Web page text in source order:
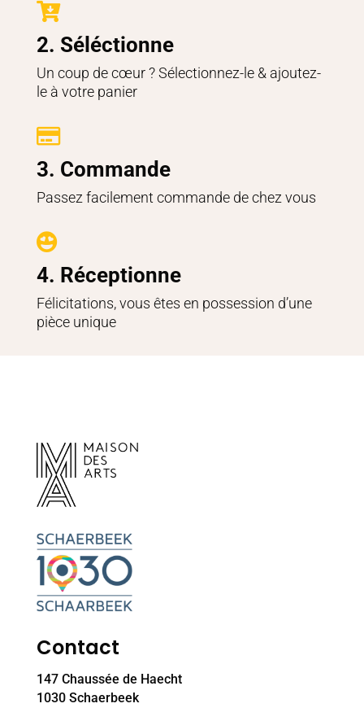

2. Séléctionne
Un coup de cœur ? Sélectionnez-le & ajoutez-
le à votre panier

3. Commande
Passez facilement commande de chez vous

4. Réceptionne
Félicitations, vous êtes en possession d’une
pièce unique
Contact
147 Chaussée de Haecht
1030 Schaerbeek